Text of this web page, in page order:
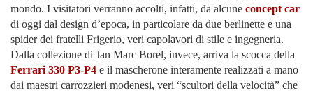
mondo. I visitatori verranno accolti, infatti, da alcune concept car
di oggi dal design d’epoca, in particolare da due berlinette e una
spider dei fratelli Frigerio, veri capolavori di stile e ingegneria.
Dalla collezione di Jan Marc Borel, invece, arriva la scocca della
Ferrari 330 P3-P4 e il mascherone interamente realizzati a mano
dai maestri carrozzieri modenesi, veri “scultori della velocità” che